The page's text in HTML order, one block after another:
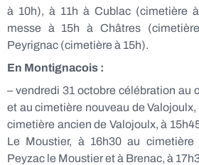
à 10h), à 11h à Cublac (cimetière
messe à 15h à Châtres
Peyrignac (cimetière à 15h).
En Montignacois :
– vendredi 31 octobre célébration au
et au cimetière nouveau de
cimetière ancien de Valojoulx, à
Le Moustier, à 16h30 au
Peyzac le Moustier et à Brenac, à